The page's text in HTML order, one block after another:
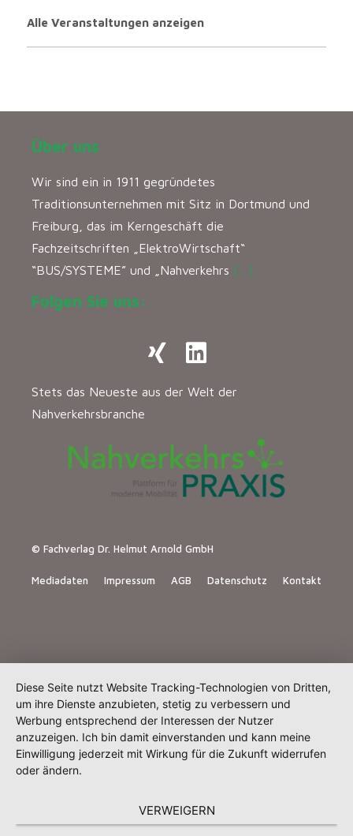
Alle Veranstaltungen anzeigen
Über uns
Wir sind ein in 1911 gegründetes
Traditionsunternehmen mit Sitz in Dortmund und
Freiburg, das im Kerngeschäft die
Fachzeitschriften „ElektroWirtschaft“
“BUS/SYSTEME” und „Nahverkehrs […]
Folgen Sie uns:
Stets das Neueste aus der Welt der
Nahverkehrsbranche
© Fachverlag Dr. Helmut Arnold GmbH
Mediadaten Impressum AGB Datenschutz Kontakt
Diese Seite nutzt Website Tracking-Technologien von Dritten,
um ihre Dienste anzubieten, stetig zu verbessern und
Werbung entsprechend der Interessen der Nutzer
anzuzeigen. Ich bin damit einverstanden und kann meine
Einwilligung jederzeit mit Wirkung für die Zukunft widerrufen
oder ändern.
VERWEIGERN